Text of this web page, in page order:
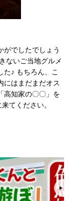
がでしたでしょう
ないご当地グルメ
た♪ もちろん、こ
にはまだまだオス
高知家の〇〇」を
てください。